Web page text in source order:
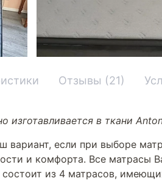
Отзывы (21)
изготавливается в ткани
вариант, если при выборе
и комфорта. Все матрасы
состоит из 4 матрасов,